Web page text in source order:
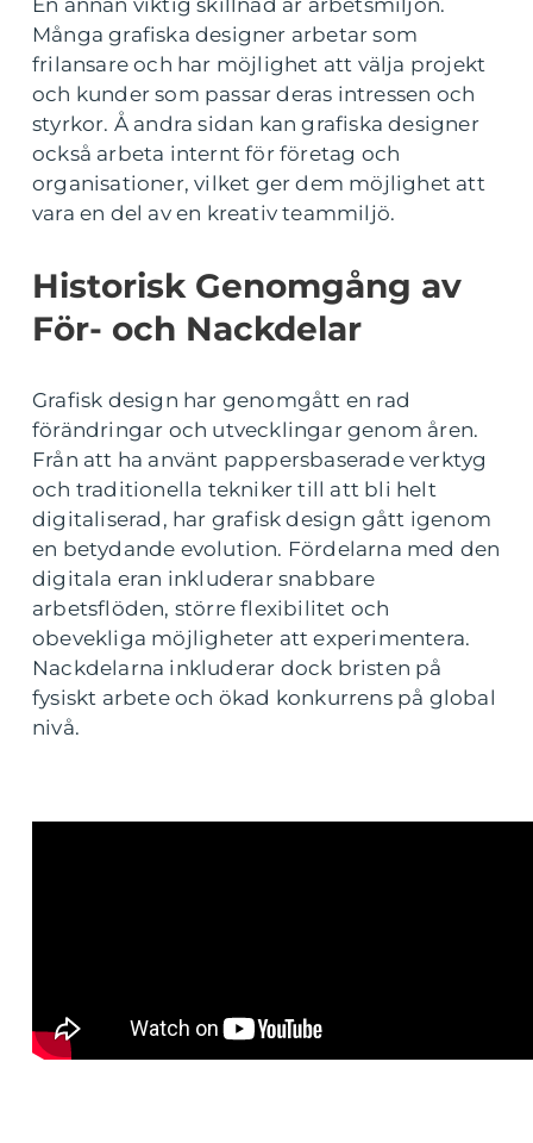
En annan viktig skillnad är arbetsmiljön.
Många grafiska designer arbetar som
frilansare och har möjlighet att välja projekt
och kunder som passar deras intressen och
styrkor. Å andra sidan kan grafiska designer
också arbeta internt för företag och
organisationer, vilket ger dem möjlighet att
vara en del av en kreativ teammiljö.
Historisk Genomgång av
För- och Nackdelar
Grafisk design har genomgått en rad
förändringar och utvecklingar genom åren.
Från att ha använt pappersbaserade verktyg
och traditionella tekniker till att bli helt
digitaliserad, har grafisk design gått igenom
en betydande evolution. Fördelarna med den
digitala eran inkluderar snabbare
arbetsflöden, större flexibilitet och
obevekliga möjligheter att experimentera.
Nackdelarna inkluderar dock bristen på
fysiskt arbete och ökad konkurrens på global
nivå.